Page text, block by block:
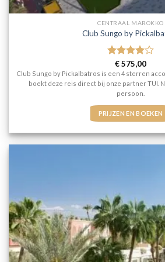
CENTRAAL MAROKKO
Club Sungo by
Gewaardeerd
4uit 5
€575,00
Club Sungo by Pickalbatros is een 4 sterren
boekt deze reis direct bij onze partner TUI.
persoon.
PRIJZEN EN BOEKEN